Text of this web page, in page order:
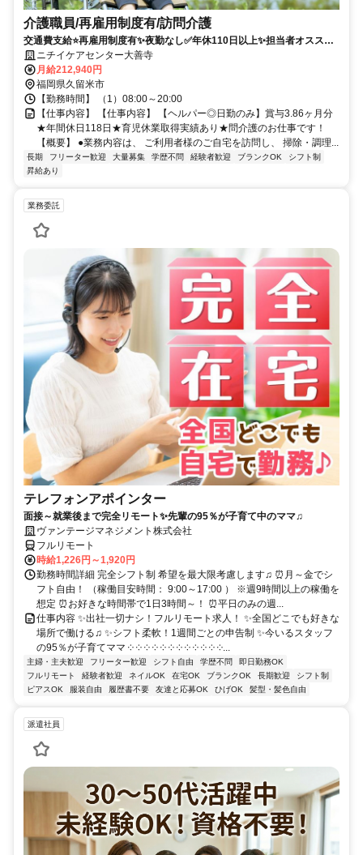
介護職員/再雇用制度有/訪問介護
交通費支給⭐️再雇用制度有✨夜勤なし✅️年休110日以上✨担当者オススメ
⭕️車通勤ＯＫ
ニチイケアセンター大善寺
月給212,940円
福岡県久留米市
【勤務時間】 （1）08:00～20:00
【仕事内容】 【仕事内容】 【ヘルパー◎日勤のみ】賞与3.86ヶ月分
★年間休日118日★育児休業取得実績あり★問介護のお仕事です！
【概要】 ●業務内容は、 ご利用者様のご自宅を訪問し、 掃除・調理...
長期 フリーター歓迎 大量募集 学歴不問 経験者歓迎 ブランクOK
シフト制
昇給あり
業務委託
テレフォンアポインター
面接～就業後まで完全リモート✨先輩の95％が子育て中のママ♫
ヴァンテージマネジメント株式会社
フルリモート
時給1,226円～1,920円
勤務時間詳細 完全シフト制 希望を最大限考慮します♫ ⏰月～金でシ
フト自由！ （稼働目安時間： 9:00～17:00 ） ※週9時間以上の稼働を
想定 ⏰お好きな時間帯で1日3時間～！ ⏰平日のみの週...
仕事内容 ✨出社一切ナシ！フルリモート求人！ ✨全国どこでも好きな
場所で働ける♫ ✨シフト柔軟！1週間ごとの申告制 ✨今いるスタッフ
の95％が子育てママ ༶ ༶ ༶ ༶ ༶ ༶ ༶ ༶ ༶ ༶ ༶ ༶...
主婦・主夫歓迎 フリーター歓迎 シフト自由 学歴不問
即日勤務OK
フルリモート
経験者歓迎 ネイルOK 在宅OK ブランクOK 長期歓迎
シフト制
ピアスOK
服装自由 履歴書不要 友達と応募OK ひげOK 髪型・髪色自由
派遣社員